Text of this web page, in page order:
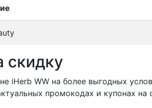
скидку
iHerb WW на более выгодных
промокодах и купонах на